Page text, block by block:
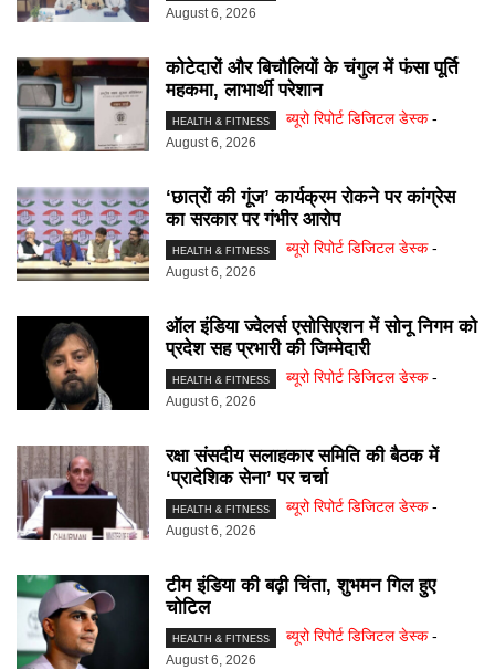
August 6, 2026
कोटेदारों और बिचौलियों के चंगुल में फंसा पूर्ति
महकमा, लाभार्थी परेशान
HEALTH & FITNESS ब्यूरो रिपोर्ट डिजिटल डेस्क -
August 6, 2026
‘छात्रों की गूंज’ कार्यक्रम रोकने पर कांग्रेस
का सरकार पर गंभीर आरोप
HEALTH & FITNESS ब्यूरो रिपोर्ट डिजिटल डेस्क -
August 6, 2026
ऑल इंडिया ज्वेलर्स एसोसिएशन में सोनू निगम को
प्रदेश सह प्रभारी की जिम्मेदारी
HEALTH & FITNESS ब्यूरो रिपोर्ट डिजिटल डेस्क -
August 6, 2026
रक्षा संसदीय सलाहकार समिति की बैठक में
‘प्रादेशिक सेना’ पर चर्चा
HEALTH & FITNESS ब्यूरो रिपोर्ट डिजिटल डेस्क -
August 6, 2026
टीम इंडिया की बढ़ी चिंता, शुभमन गिल हुए
चोटिल
HEALTH & FITNESS ब्यूरो रिपोर्ट डिजिटल डेस्क -
August 6, 2026